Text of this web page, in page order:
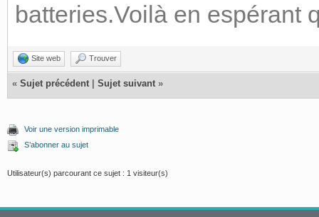
batteries.Voilà en espérant
Site web Trouver
« Sujet précédent Sujet suivant »
Voir une version imprimable
S’abonner au sujet
Utilisateur(s) parcourant ce sujet : 1 visiteur(s)